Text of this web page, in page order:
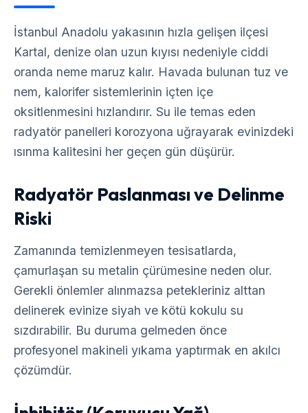
İstanbul Anadolu yakasının hızla gelişen ilçesi
Kartal, denize olan uzun kıyısı nedeniyle ciddi
oranda neme maruz kalır. Havada bulunan tuz ve
nem, kalorifer sistemlerinin içten içe
oksitlenmesini hızlandırır. Su ile temas eden
radyatör panelleri korozyona uğrayarak evinizdeki
ısınma kalitesini her geçen gün düşürür.
Radyatör Paslanması ve Delinme
Riski
Zamanında temizlenmeyen tesisatlarda,
çamurlaşan su metalin çürümesine neden olur.
Gerekli önlemler alınmazsa petekleriniz alttan
delinerek evinize siyah ve kötü kokulu su
sızdırabilir. Bu duruma gelmeden önce
profesyonel makineli yıkama yaptırmak en akılcı
çözümdür.